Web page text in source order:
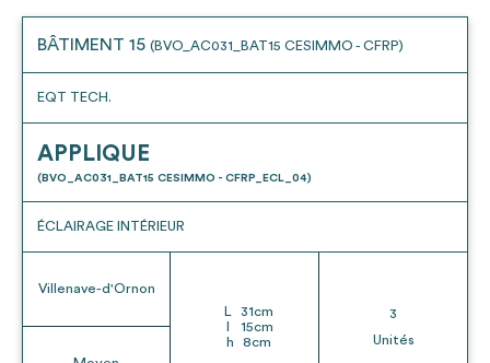
BÂTIMENT 15 (BVO_AC031_BAT15 CESIMMO - CFRP)
EQT TECH.
APPLIQUE
(BVO_AC031_BAT15 CESIMMO - CFRP_ECL_04)
ÉCLAIRAGE INTÉRIEUR
Villenave-d'Ornon
L 31cm
15cm
h
8cm
3
Unités